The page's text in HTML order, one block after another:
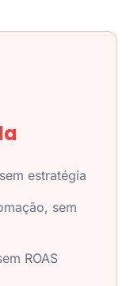
estratégia
sem
ROAS